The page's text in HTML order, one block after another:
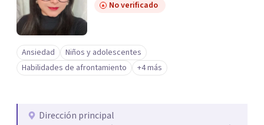
No verificado
Ansiedad
Niños y adolescentes
Habilidades de afrontamiento
+4 más
Dirección principal